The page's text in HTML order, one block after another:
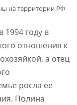
на территории РФ
1994 году в
отношения к
а отец
росла ее
Полина